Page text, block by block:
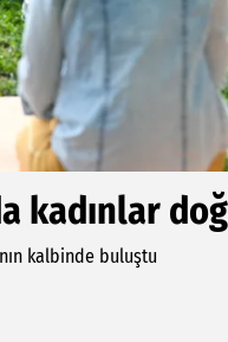
kadınlar
kalbinde buluştu